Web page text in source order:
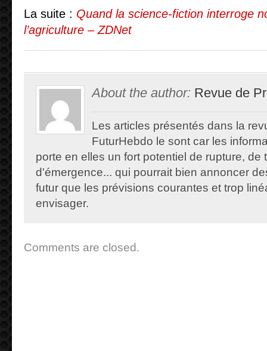
La suite : Quand la science-fiction interroge
l’agriculture – ZDNet
About the author: Revue de
Les articles présentés dans la
FuturHebdo le sont car les
porte en elles un fort potentiel de rupture, de
d'émergence... qui pourrait bien annoncer
futur que les prévisions courantes et trop
envisager.
Comments are closed.